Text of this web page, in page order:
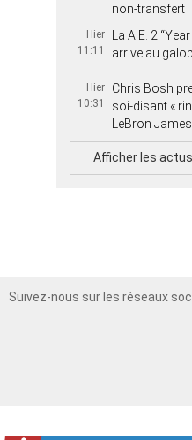
non-transfert
Hier
11:11
La A.E. 2
arrive au galop
Hier
10:31
Chris Bosh
soi-disant «
LeBron James
Afficher les
Suivez-nous sur les réseaux